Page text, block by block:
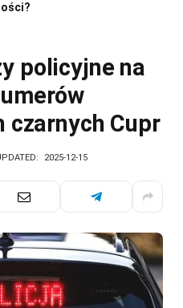
policyjne na
czarnych Cupr
2025-12-15